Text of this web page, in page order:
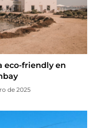
eco-friendly en
de 2025